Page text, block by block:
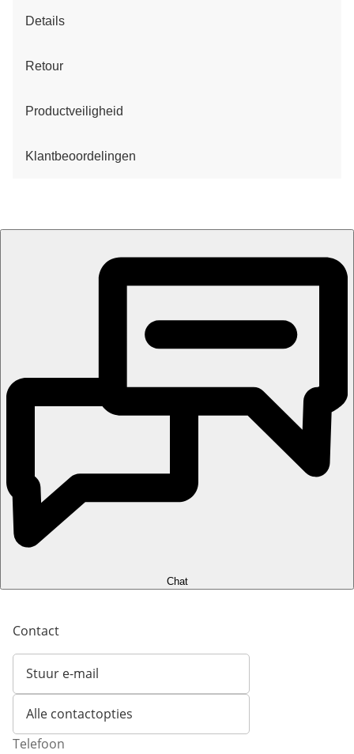
Details
Retour
Productveiligheid
Klantbeoordelingen
Chat
Contact
Stuur e-mail
Opent e-mailclient
Alle contactopties
Telefoon